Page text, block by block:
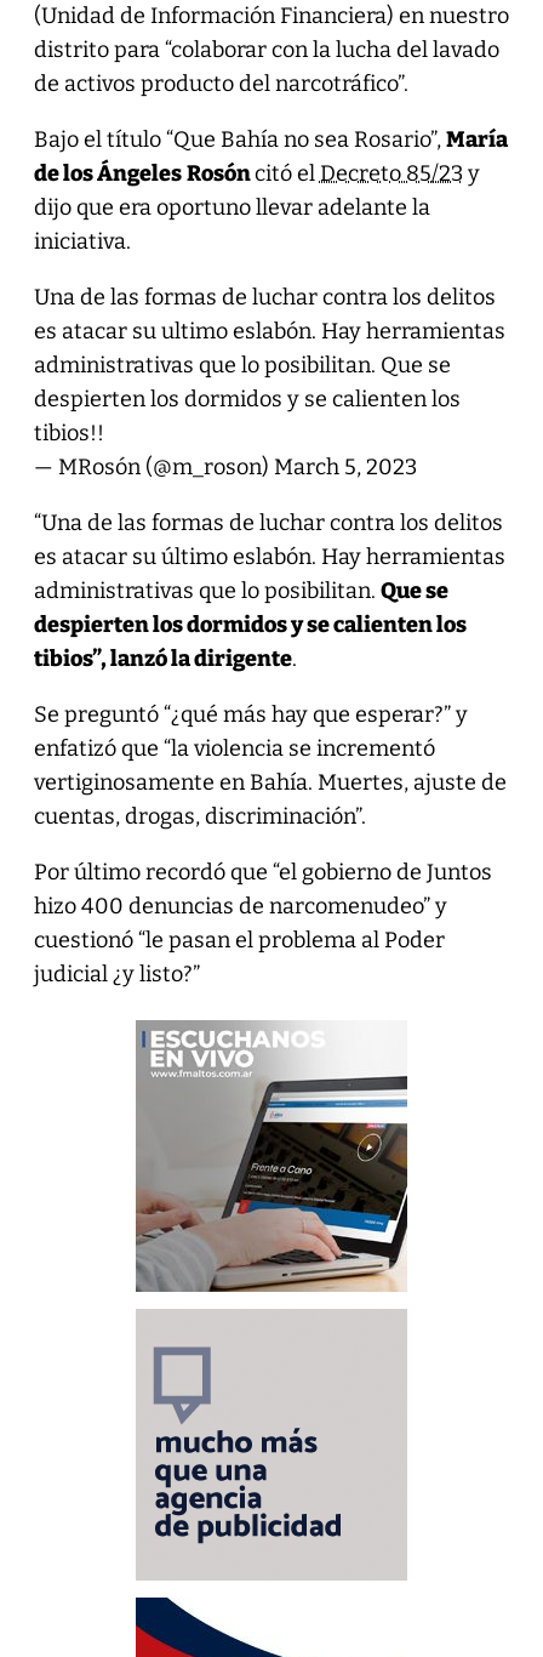
(Unidad de Información Financiera) en nuestro
distrito para “colaborar con la lucha del lavado
de activos producto del narcotráfico”.
Bajo el título “Que Bahía no sea Rosario”,María
de los Ángeles Rosóncitó elDecreto 85/23 y
dijo que era oportuno llevar adelante la
iniciativa.
Una de las formas de luchar contra los delitos
es atacar su ultimo eslabón. Hay herramientas
administrativas que lo posibilitan. Que se
despierten los dormidos y se calienten los
tibios!!
— MRosón (@m_roson) March 5, 2023
“Una de las formas de luchar contra los delitos
es atacar su último eslabón. Hay herramientas
administrativas que lo posibilitan. Que se
despierten los dormidos y se calienten los
tibios”, lanzó la dirigente.
Se preguntó “¿qué más hay que esperar?” y
enfatizó que “la violencia se incrementó
vertiginosamente en Bahía. Muertes, ajuste de
cuentas, drogas, discriminación”.
Por último recordó que “el gobierno de Juntos
hizo 400 denuncias de narcomenudeo” y
cuestionó “le pasan el problema al Poder
judicial ¿y listo?”